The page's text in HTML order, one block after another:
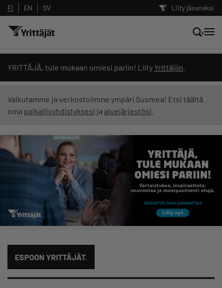
Liity jäseneksi
FI EN SV
YRITTÄJÄ, tule mukaan omiesi pariin! Liity Yrittäjiin
Vaikutamme ja verkostoimme ympäri Suomea! Etsi täältä
oma paikallisyhdistyksesi ja aluejärjestösi
ESPOON YRITTÄJÄT.
Hae sivustolta tai kysy suoraan
Yrittäjien tekoälyltä
Suodata hakutuloksia: näytä kaikki sisältö